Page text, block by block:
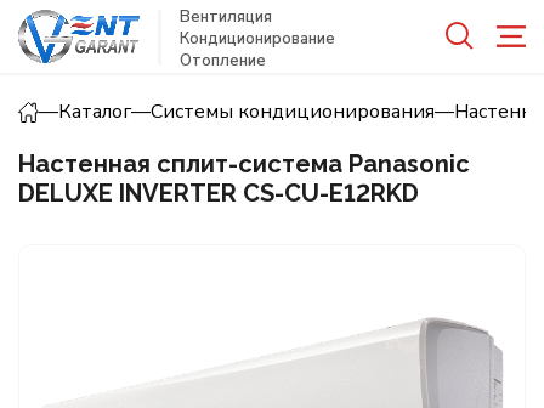
Вентиляция
Кондиционирование
Отопление
—Каталог—Системы кондиционирования—
Настенная сплит-система Panasonic
DELUXE INVERTER CS-CU-E12RKD